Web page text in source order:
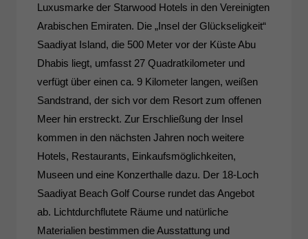
Luxusmarke der Starwood Hotels in den Vereinigten
Arabischen Emiraten. Die „Insel der Glückseligkeit“
Saadiyat Island, die 500 Meter vor der Küste Abu
Dhabis liegt, umfasst 27 Quadratkilometer und
verfügt über einen ca. 9 Kilometer langen, weißen
Sandstrand, der sich vor dem Resort zum offenen
Meer hin erstreckt. Zur Erschließung der Insel
kommen in den nächsten Jahren noch weitere
Hotels, Restaurants, Einkaufsmöglichkeiten,
Museen und eine Konzerthalle dazu. Der 18-Loch
Saadiyat Beach Golf Course rundet das Angebot
ab. Lichtdurchflutete Räume und natürliche
Materialien bestimmen die Ausstattung und